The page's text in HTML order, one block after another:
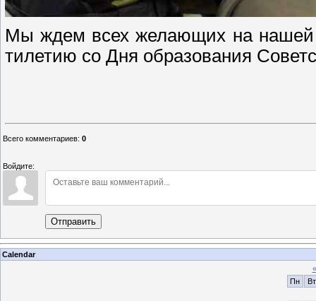
Мы ждем всех желающих на нашей
тилетию со Дня образования
Всего комментариев: 0
Войдите:
Отправить
Calendar
«
Пн
Вт